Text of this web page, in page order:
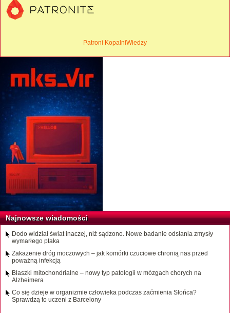
Patroni KopalniWiedzy
Najnowsze wiadomości
Dodo widział świat inaczej, niż sądzono. Nowe badanie odsłania zmysły
wymarłego ptaka
Zakażenie dróg moczowych – jak komórki czuciowe chronią nas przed
poważną infekcją
Blaszki mitochondrialne – nowy typ patologii w mózgach chorych na
Alzheimera
Co się dzieje w organizmie człowieka podczas zaćmienia Słońca?
Sprawdzą to uczeni z Barcelony